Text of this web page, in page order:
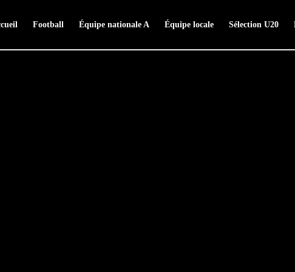
Football Équipe nationale A Équipe locale Sélection U20